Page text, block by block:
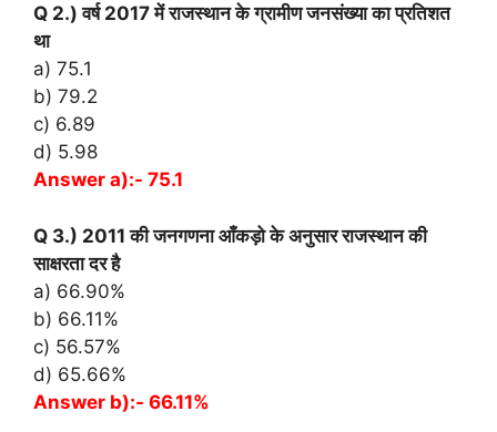
Q 2.) वर्ष 2017 में राजस्थान के ग्रामीण जनसंख्या का प्रतिशत
था
a) 75.1
b) 79.2
c) 6.89
d) 5.98
Answer a):- 75.1
Q 3.) 2011 की जनगणना आँकड़ो के अनुसार राजस्थान की
साक्षरता दर है
a) 66.90%
b) 66.11%
c) 56.57%
d) 65.66%
Answer b):- 66.11%